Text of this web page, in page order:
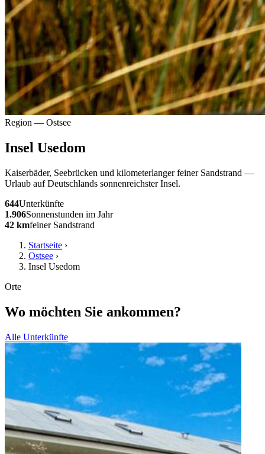
Region — Ostsee
Insel Usedom
Kaiserbäder, Seebrücken und kilometerlanger feiner Sandstrand —
Urlaub auf Deutschlands sonnenreichster Insel.
644Unterkünfte
1.906Sonnenstunden im Jahr
42 kmfeiner Sandstrand
Startseite ›
Ostsee ›
Insel Usedom
Orte
Wo möchten Sie ankommen?
Alle Unterkünfte